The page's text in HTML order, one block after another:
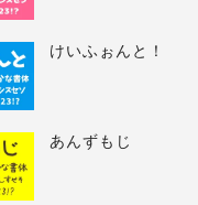
けいふぉんと！
あんずもじ